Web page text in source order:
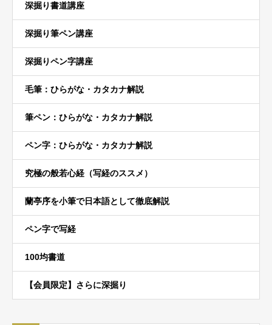
深掘り書道講座
深掘り筆ペン講座
深掘りペン字講座
毛筆：ひらがな・カタカナ解説
筆ペン：ひらがな・カタカナ解説
ペン字：ひらがな・カタカナ解説
究極の般若心経（写経のススメ）
蘭亭序を小筆で日本語として徹底解説
ペン字で写経
100均書道
【会員限定】さらに深掘り